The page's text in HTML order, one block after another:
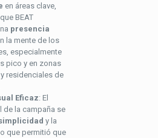
en áreas clave,
BEAT
presencia
la mente de los
especialmente
pico y en zonas
residenciales de
Eficaz: El
de la campaña se
y la
lo que permitió que